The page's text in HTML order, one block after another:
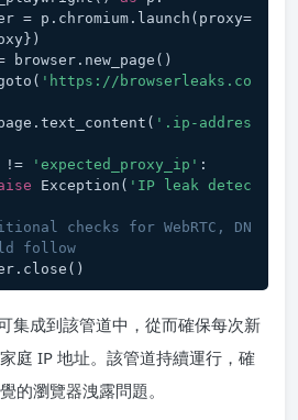
page = browser.new_page()
'https://browserleaks.co
ip = page.text_content(
'.ip-addres
!= 'expected_proxy_ip' :
Exception( 'IP leak detec
checks for WebRTC, DN
follow
集成到該管道中，從而確保每次新
庭 IP 地址。該管道持續運行，確
的瀏覽器洩露問題。